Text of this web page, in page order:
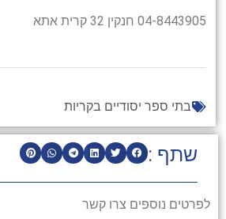
שתף :
לפרטים נוספים צרו קשר
04-8443905 חנקין 32 קרית אתא
בתי ספר יסודיים בקריות